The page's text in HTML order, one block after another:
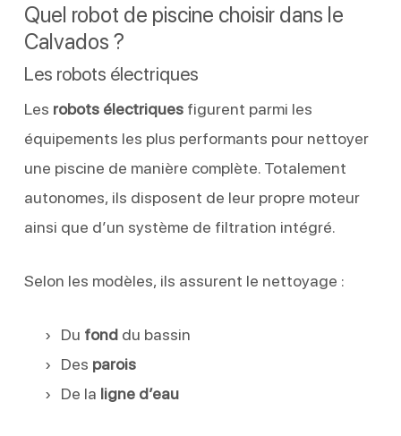
Quel robot de piscine choisir dans le
Calvados ?
Les robots électriques
Les robots électriquesfigurent parmi les
équipements les plus performants pour nettoyer
une piscine de manière complète. Totalement
autonomes, ils disposent de leur propre moteur
ainsi que d’un système de filtration intégré.
Selon les modèles, ils assurent le nettoyage :
Du fonddu bassin
Des parois
De la ligne d’eau